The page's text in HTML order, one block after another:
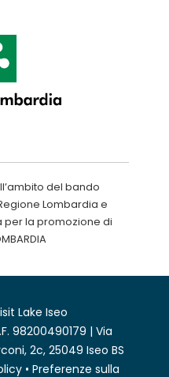
del bando
Lombardia e
per la promozione di
Lake Iseo
98200490179 | Via
2c, 25049 Iseo BS
• Preferenze sulla